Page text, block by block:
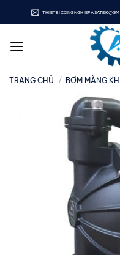
qua
dung
TRANG CHỦ / BƠM MÀNG